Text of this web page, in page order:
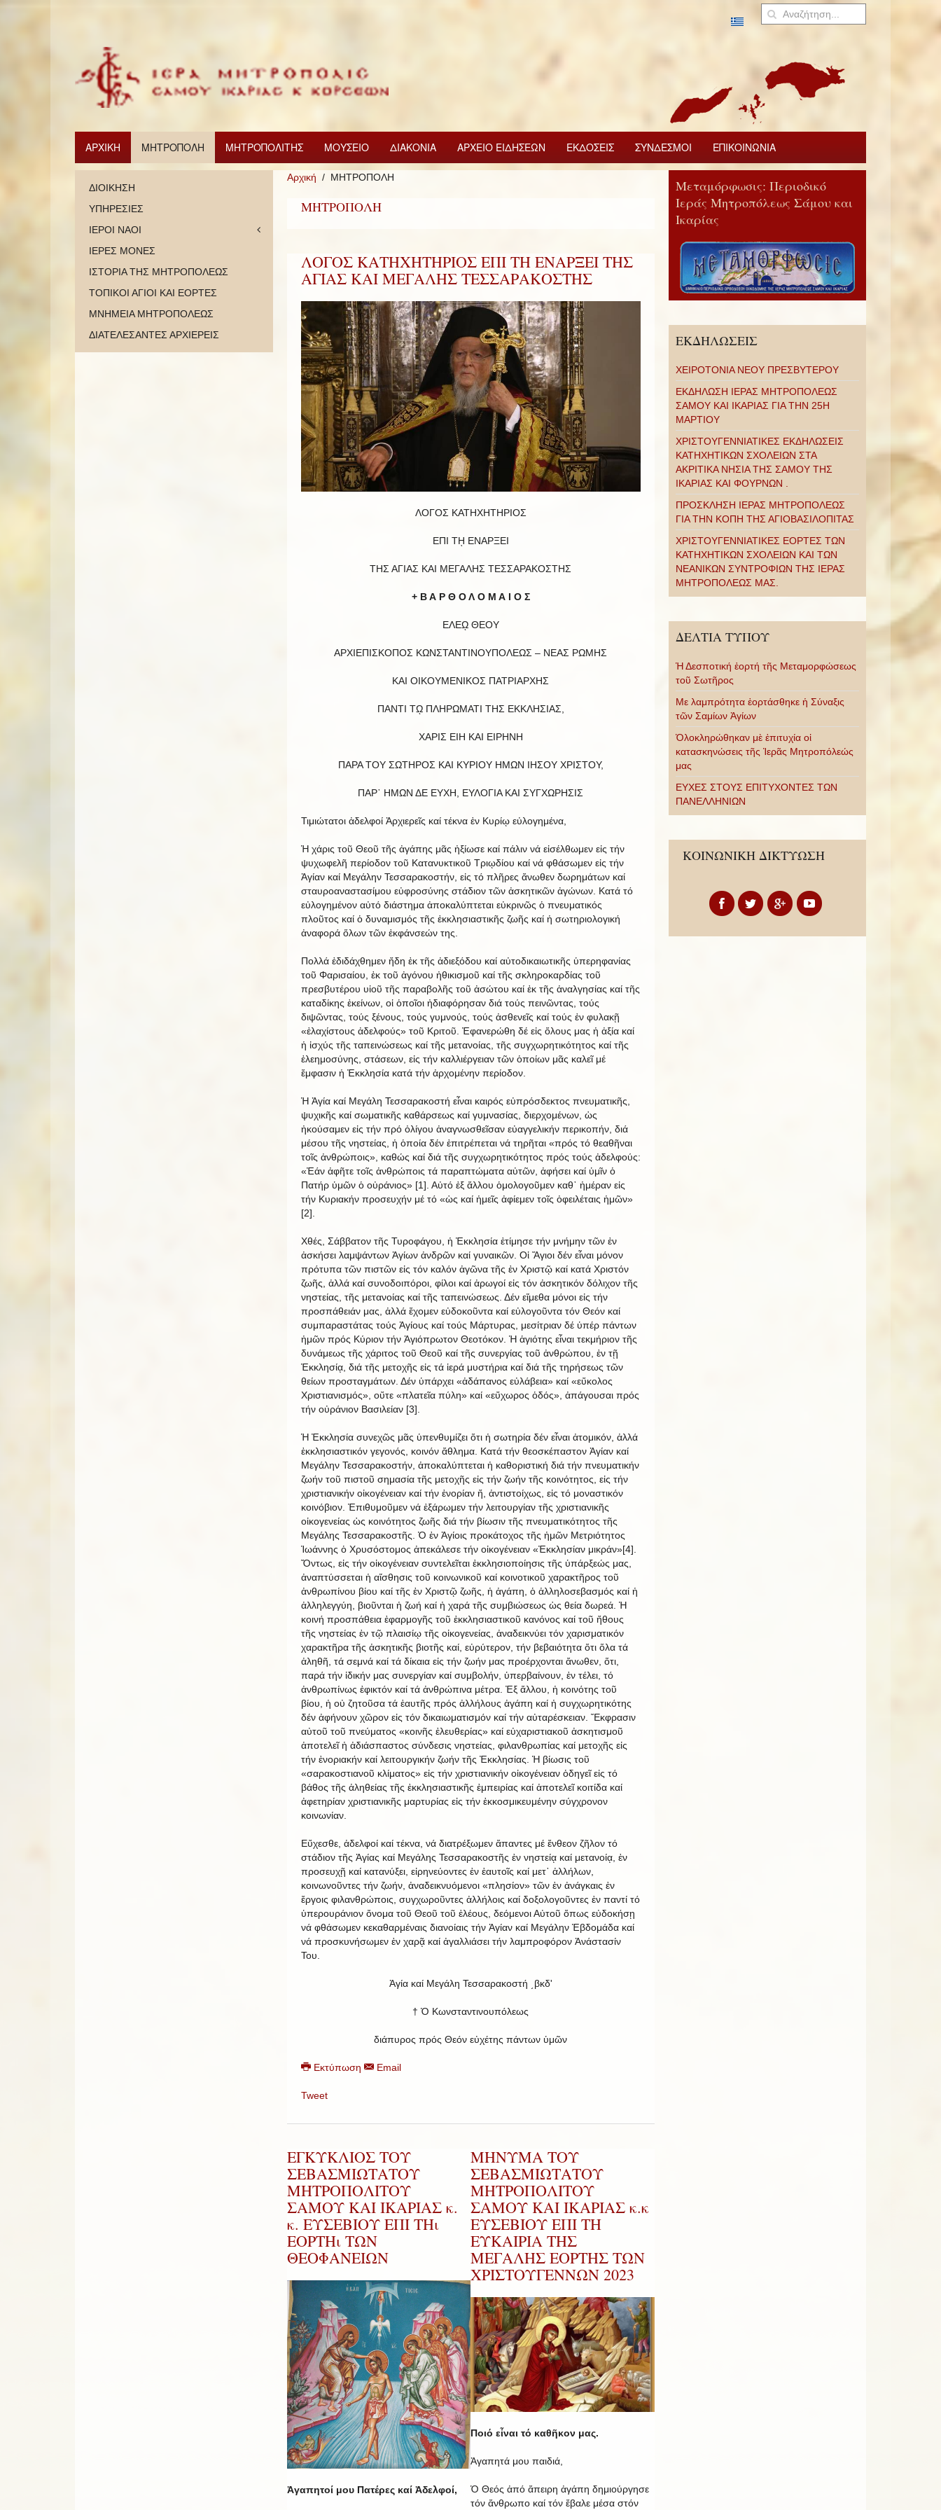
ΑΡΧΙΚΗ ΜΗΤΡΟΠΟΛΗ ΜΗΤΡΟΠΟΛΙΤΗΣ ΜΟΥΣΕΙΟ ΔΙΑΚΟΝΙΑ ΑΡΧΕΙΟ ΕΙΔΗΣΕΩΝ ΕΚΔΟΣΕΙΣ ΣΥΝΔΕΣΜΟΙ ΕΠΙΚΟΙΝΩΝΙΑ
Αρχική ΜΗΤΡΟΠΟΛΗ
ΜΗΤΡΟΠΟΛΗ
ΛΟΓΟΣ ΚΑΤΗΧΗΤΗΡΙΟΣ ΕΠΙ ΤΗ ΕΝΑΡΞΕΙ ΤΗΣ
ΑΓΙΑΣ ΚΑΙ ΜΕΓΑΛΗΣ ΤΕΣΣΑΡΑΚΟΣΤΗΣ
ΛΟΓΟΣ ΚΑΤΗΧΗΤΗΡΙΟΣ
ΕΠΙ Τῌ ΕΝΑΡΞΕΙ
ΤΗΣ ΑΓΙΑΣ ΚΑΙ ΜΕΓΑΛΗΣ ΤΕΣΣΑΡΑΚΟΣΤΗΣ
+ Β Α Ρ Θ Ο Λ Ο Μ Α Ι Ο Σ
ΕΛΕῼ ΘΕΟΥ
ΑΡΧΙΕΠΙΣΚΟΠΟΣ ΚΩΝΣΤΑΝΤΙΝΟΥΠΟΛΕΩΣ – ΝΕΑΣ ΡΩΜΗΣ
ΚΑΙ ΟΙΚΟΥΜΕΝΙΚΟΣ ΠΑΤΡΙΑΡΧΗΣ
ΠΑΝΤΙ Τῼ ΠΛΗΡΩΜΑΤΙ ΤΗΣ ΕΚΚΛΗΣΙΑΣ,
ΧΑΡΙΣ ΕΙΗ ΚΑΙ ΕΙΡΗΝΗ
ΠΑΡΑ ΤΟΥ ΣΩΤΗΡΟΣ ΚΑΙ ΚΥΡΙΟΥ ΗΜΩΝ ΙΗΣΟΥ ΧΡΙΣΤΟΥ,
ΠΑΡ᾿ HΜΩΝ ΔΕ ΕΥΧΗ, ΕΥΛΟΓΙΑ ΚΑΙ ΣΥΓΧΩΡΗΣΙΣ
Τιμιώτατοι ἀδελφοί Ἀρχιερεῖς καί τέκνα ἐν Κυρίῳ εὐλογημένα,
Ἡ χάρις τοῦ Θεοῦ τῆς ἀγάπης μᾶς ἠξίωσε καί πάλιν νά εἰσέλθωμεν εἰς τήν
ψυχωφελῆ περίοδον τοῦ Κατανυκτικοῦ Τριῳδίου καί νά φθάσωμεν εἰς τήν
Ἁγίαν καί Μεγάλην Τεσσαρακοστήν, εἰς τό πλῆρες ἄνωθεν δωρημάτων καί
σταυροαναστασίμου εὐφροσύνης στάδιον τῶν ἀσκητικῶν ἀγώνων. Κατά τό
εὐλογημένον αὐτό διάστημα ἀποκαλύπτεται εὐκρινῶς ὁ πνευματικός
πλοῦτος καί ὁ δυναμισμός τῆς ἐκκλησιαστικῆς ζωῆς καί ἡ σωτηριολογική
ἀναφορά ὅλων τῶν ἐκφάνσεών της.
Πολλά ἐδιδάχθημεν ἤδη ἐκ τῆς ἀδιεξόδου καί αὐτοδικαιωτικῆς ὑπερηφανίας
τοῦ Φαρισαίου, ἐκ τοῦ ἀγόνου ἠθικισμοῦ καί τῆς σκληροκαρδίας τοῦ
πρεσβυτέρου υἱοῦ τῆς παραβολῆς τοῦ ἀσώτου καί ἐκ τῆς ἀναλγησίας καί τῆς
καταδίκης ἐκείνων, οἱ ὁποῖοι ἠδιαφόρησαν διά τούς πεινῶντας, τούς
διψῶντας, τούς ξένους, τούς γυμνούς, τούς ἀσθενεῖς καί τούς ἐν φυλακῇ
«ἐλαχίστους ἀδελφούς» τοῦ Κριτοῦ. Ἐφανερώθη δέ εἰς ὅλους μας ἡ ἀξία καί
ἡ ἰσχύς τῆς ταπεινώσεως καί τῆς μετανοίας, τῆς συγχωρητικότητος καί τῆς
ἐλεημοσύνης, στάσεων, εἰς τήν καλλιέργειαν τῶν ὁποίων μᾶς καλεῖ μέ
ἔμφασιν ἡ Ἐκκλησία κατά τήν ἀρχομένην περίοδον.
Ἡ Ἁγία καί Μεγάλη Τεσσαρακοστή εἶναι καιρός εὐπρόσδεκτος πνευματικῆς,
ψυχικῆς καί σωματικῆς καθάρσεως καί γυμνασίας, διερχομένων, ὡς
ἠκούσαμεν εἰς τήν πρό ὀλίγου ἀναγνωσθεῖσαν εὐαγγελικήν περικοπήν, διά
μέσου τῆς νηστείας, ἡ ὁποία δέν ἐπιτρέπεται νά τηρῆται «πρός τό θεαθῆναι
τοῖς ἀνθρώποις», καθώς καί διά τῆς συγχωρητικότητος πρός τούς ἀδελφούς:
«Ἐάν ἀφῆτε τοῖς ἀνθρώποις τά παραπτώματα αὐτῶν, ἀφήσει καί ὑμῖν ὁ
Πατήρ ὑμῶν ὁ οὐράνιος» [1]. Αὐτό ἐξ ἄλλου ὁμολογοῦμεν καθ᾿ ἡμέραν εἰς
τήν Κυριακήν προσευχήν μέ τό «ὡς καί ἡμεῖς ἀφίεμεν τοῖς ὀφειλέταις ἡμῶν»
[2].
Χθές, Σάββατον τῆς Τυροφάγου, ἡ Ἐκκλησία ἐτίμησε τήν μνήμην τῶν ἐν
ἀσκήσει λαμψάντων Ἁγίων ἀνδρῶν καί γυναικῶν. Οἱ Ἅγιοι δέν εἶναι μόνον
πρότυπα τῶν πιστῶν εἰς τόν καλόν ἀγῶνα τῆς ἐν Χριστῷ καί κατά Χριστόν
ζωῆς, ἀλλά καί συνοδοιπόροι, φίλοι καί ἀρωγοί εἰς τόν ἀσκητικόν δόλιχον τῆς
νηστείας, τῆς μετανοίας καί τῆς ταπεινώσεως. Δέν εἴμεθα μόνοι εἰς τήν
προσπάθειάν μας, ἀλλά ἔχομεν εὐδοκοῦντα καί εὐλογοῦντα τόν Θεόν καί
συμπαραστάτας τούς Ἁγίους καί τούς Μάρτυρας, μεσίτριαν δέ ὑπέρ πάντων
ἡμῶν πρός Κύριον τήν Ἁγιόπρωτον Θεοτόκον. Ἡ ἁγιότης εἶναι τεκμήριον τῆς
δυνάμεως τῆς χάριτος τοῦ Θεοῦ καί τῆς συνεργίας τοῦ ἀνθρώπου, ἐν τῇ
Ἐκκλησίᾳ, διά τῆς μετοχῆς εἰς τά ἱερά μυστήρια καί διά τῆς τηρήσεως τῶν
θείων προσταγμάτων. Δέν ὑπάρχει «ἀδάπανος εὐλάβεια» καί «εὔκολος
Χριστιανισμός», οὔτε «πλατεῖα πύλη» καί «εὔχωρος ὁδός», ἀπάγουσαι πρός
τήν οὐράνιον Βασιλείαν [3].
Ἡ Ἐκκλησία συνεχῶς μᾶς ὑπενθυμίζει ὅτι ἡ σωτηρία δέν εἶναι ἀτομικόν, ἀλλά
ἐκκλησιαστικόν γεγονός, κοινόν ἄθλημα. Κατά τήν θεοσκέπαστον Ἁγίαν καί
Μεγάλην Τεσσαρακοστήν, ἀποκαλύπτεται ἡ καθοριστική διά τήν πνευματικήν
ζωήν τοῦ πιστοῦ σημασία τῆς μετοχῆς εἰς τήν ζωήν τῆς κοινότητος, εἰς τήν
χριστιανικήν οἰκογένειαν καί τήν ἐνορίαν ἤ, ἀντιστοίχως, εἰς τό μοναστικόν
κοινόβιον. Ἐπιθυμοῦμεν νά ἐξάρωμεν τήν λειτουργίαν τῆς χριστιανικῆς
οἰκογενείας ὡς κοινότητος ζωῆς διά τήν βίωσιν τῆς πνευματικότητος τῆς
Μεγάλης Τεσσαρακοστῆς. Ὁ ἐν Ἁγίοις προκάτοχος τῆς ἡμῶν Μετριότητος
Ἰωάννης ὁ Χρυσόστομος ἀπεκάλεσε τήν οἰκογένειαν «Ἐκκλησίαν μικράν»[4].
Ὄντως, εἰς τήν οἰκογένειαν συντελεῖται ἐκκλησιοποίησις τῆς ὑπάρξεώς μας,
ἀναπτύσσεται ἡ αἴσθησις τοῦ κοινωνικοῦ καί κοινοτικοῦ χαρακτῆρος τοῦ
ἀνθρωπίνου βίου καί τῆς ἐν Χριστῷ ζωῆς, ἡ ἀγάπη, ὁ ἀλληλοσεβασμός καί ἡ
ἀλληλεγγύη, βιοῦνται ἡ ζωή καί ἡ χαρά τῆς συμβιώσεως ὡς θεία δωρεά. Ἡ
κοινή προσπάθεια ἐφαρμογῆς τοῦ ἐκκλησιαστικοῦ κανόνος καί τοῦ ἤθους
τῆς νηστείας ἐν τῷ πλαισίῳ τῆς οἰκογενείας, ἀναδεικνύει τόν χαρισματικόν
χαρακτῆρα τῆς ἀσκητικῆς βιοτῆς καί, εὐρύτερον, τήν βεβαιότητα ὅτι ὅλα τά
ἀληθῆ, τά σεμνά καί τά δίκαια εἰς τήν ζωήν μας προέρχονται ἄνωθεν, ὅτι,
παρά τήν ἰδικήν μας συνεργίαν καί συμβολήν, ὑπερβαίνουν, ἐν τέλει, τό
ἀνθρωπίνως ἐφικτόν καί τά ἀνθρώπινα μέτρα. Ἐξ ἄλλου, ἡ κοινότης τοῦ
βίου, ἡ οὐ ζητοῦσα τά ἑαυτῆς πρός ἀλλήλους ἀγάπη καί ἡ συγχωρητικότης
δέν ἀφήνουν χῶρον εἰς τόν δικαιωματισμόν καί τήν αὐταρέσκειαν. Ἔκφρασιν
αὐτοῦ τοῦ πνεύματος «κοινῆς ἐλευθερίας» καί εὐχαριστιακοῦ ἀσκητισμοῦ
ἀποτελεῖ ἡ ἀδιάσπαστος σύνδεσις νηστείας, φιλανθρωπίας καί μετοχῆς εἰς
τήν ἐνοριακήν καί λειτουργικήν ζωήν τῆς Ἐκκλησίας. Ἡ βίωσις τοῦ
«σαρακοστιανοῦ κλίματος» εἰς τήν χριστιανικήν οἰκογένειαν ὁδηγεῖ εἰς τό
βάθος τῆς ἀληθείας τῆς ἐκκλησιαστικῆς ἐμπειρίας καί ἀποτελεῖ κοιτίδα καί
ἀφετηρίαν χριστιανικῆς μαρτυρίας εἰς τήν ἐκκοσμικευμένην σύγχρονον
κοινωνίαν.
Εὔχεσθε, ἀδελφοί καί τέκνα, νά διατρέξωμεν ἅπαντες μέ ἔνθεον ζῆλον τό
στάδιον τῆς Ἁγίας καί Μεγάλης Τεσσαρακοστῆς ἐν νηστείᾳ καί μετανοίᾳ, ἐν
προσευχῇ καί κατανύξει, εἰρηνεύοντες ἐν ἑαυτοῖς καί μετ᾿ ἀλλήλων,
κοινωνοῦντες τήν ζωήν, ἀναδεικνυόμενοι «πλησίον» τῶν ἐν ἀνάγκαις ἐν
ἔργοις φιλανθρώποις, συγχωροῦντες ἀλλήλοις καί δοξολογοῦντες ἐν παντί τό
ὑπερουράνιον ὄνομα τοῦ Θεοῦ τοῦ ἐλέους, δεόμενοι Αὐτοῦ ὅπως εὐδοκήσῃ
νά φθάσωμεν κεκαθαρμέναις διανοίαις τήν Ἁγίαν καί Μεγάλην Ἑβδομάδα καί
νά προσκυνήσωμεν ἐν χαρᾷ καί ἀγαλλιάσει τήν λαμπροφόρον Ἀνάστασίν
Του.
Ἁγία καί Μεγάλη Τεσσαρακοστή ͵βκδʹ
† Ὁ Κωνσταντινουπόλεως
διάπυρος πρός Θεόν εὐχέτης πάντων ὑμῶν
Εκτύπωση Email
Tweet
ΕΓΚΥΚΛΙΟΣ ΤΟΥ
ΣΕΒΑΣΜΙΩΤΑΤΟΥ
ΜΗΤΡΟΠΟΛΙΤΟΥ
ΣΑΜΟΥ ΚΑΙ ΙΚΑΡΙΑΣ κ.
κ. ΕΥΣΕΒΙΟΥ ΕΠΙ ΤΗι
ΕΟΡΤΗι ΤΩΝ
ΘΕΟΦΑΝΕΙΩΝ
Ἀγαπητοί μου Πατέρες καί Ἀδελφοί,
ΜΗΝΥΜΑ ΤΟΥ
ΣΕΒΑΣΜΙΩΤΑΤΟΥ
ΜΗΤΡΟΠΟΛΙΤΟΥ
ΣΑΜΟΥ ΚΑΙ ΙΚΑΡΙΑΣ κ.κ
ΕΥΣΕΒΙΟΥ ΕΠΙ ΤΗ
ΕΥΚΑΙΡΙΑ ΤΗΣ
ΜΕΓΑΛΗΣ ΕΟΡΤΗΣ ΤΩΝ
ΧΡΙΣΤΟΥΓΕΝΝΩΝ 2023
Ποιό εἶναι τό καθῆκον μας.
Ἀγαπητά μου παιδιά,
Ὁ Θεός ἀπό ἄπειρη ἀγάπη δημιούργησε
τόν ἄνθρωπο καί τόν ἔβαλε μέσα στόν
ΔΙΟΙΚΗΣΗ
ΥΠΗΡΕΣΙΕΣ
ΙΕΡΟΙ ΝΑΟΙ
ΙΕΡΕΣ ΜΟΝΕΣ
ΙΣΤΟΡΙΑ ΤΗΣ ΜΗΤΡΟΠΟΛΕΩΣ
ΤΟΠΙΚΟΙ ΑΓΙΟΙ ΚΑΙ ΕΟΡΤΕΣ
ΜΝΗΜΕΙΑ ΜΗΤΡΟΠΟΛΕΩΣ
ΔΙΑΤΕΛΕΣΑΝΤΕΣ ΑΡΧΙΕΡΕΙΣ
Μεταμόρφωσις: Περιοδικό
Ιεράς Μητροπόλεως Σάμου και
Ικαρίας
ΕΚΔΗΛΩΣΕΙΣ
ΧΕΙΡΟΤΟΝΙΑ ΝΕΟΥ ΠΡΕΣΒΥΤΕΡΟΥ
ΕΚΔΗΛΩΣΗ ΙΕΡΑΣ ΜΗΤΡΟΠΟΛΕΩΣ
ΣΑΜΟΥ ΚΑΙ ΙΚΑΡΙΑΣ ΓΙΑ ΤΗΝ 25Η
ΜΑΡΤΙΟΥ
ΧΡΙΣΤΟΥΓΕΝΝΙΑΤΙΚΕΣ ΕΚΔΗΛΩΣΕΙΣ
ΚΑΤΗΧΗΤΙΚΩΝ ΣΧΟΛΕΙΩΝ ΣΤΑ
ΑΚΡΙΤΙΚΑ ΝΗΣΙΑ ΤΗΣ ΣΑΜΟΥ ΤΗΣ
ΙΚΑΡΙΑΣ ΚΑΙ ΦΟΥΡΝΩΝ .
ΠΡΟΣΚΛΗΣΗ ΙΕΡΑΣ ΜΗΤΡΟΠΟΛΕΩΣ
ΓΙΑ ΤΗΝ ΚΟΠΗ ΤΗΣ ΑΓΙΟΒΑΣΙΛΟΠΙΤΑΣ
ΧΡΙΣΤΟΥΓΕΝΝΙΑΤΙΚΕΣ ΕΟΡΤΕΣ ΤΩΝ
ΚΑΤΗΧΗΤΙΚΩΝ ΣΧΟΛΕΙΩΝ ΚΑΙ ΤΩΝ
ΝΕΑΝΙΚΩΝ ΣΥΝΤΡΟΦΙΩΝ ΤΗΣ ΙΕΡΑΣ
ΜΗΤΡΟΠΟΛΕΩΣ ΜΑΣ.
ΔΕΛΤΙΑ ΤΥΠΟΥ
Ἡ Δεσποτική ἑορτή τῆς Μεταμορφώσεως
τοῦ Σωτῆρος
Με λαμπρότητα ἑορτάσθηκε ἡ Σύναξις
τῶν Σαμίων Ἁγίων
Ὁλοκληρώθηκαν μὲ ἐπιτυχία οἱ
κατασκηνώσεις τῆς Ἱερᾶς Μητροπόλεώς
μας
ΕΥΧΕΣ ΣΤΟΥΣ ΕΠΙΤΥΧΟΝΤΕΣ ΤΩΝ
ΠΑΝΕΛΛΗΝΙΩΝ
ΚΟΙΝΩΝΙΚΗ ΔΙΚΤΥΩΣΗ